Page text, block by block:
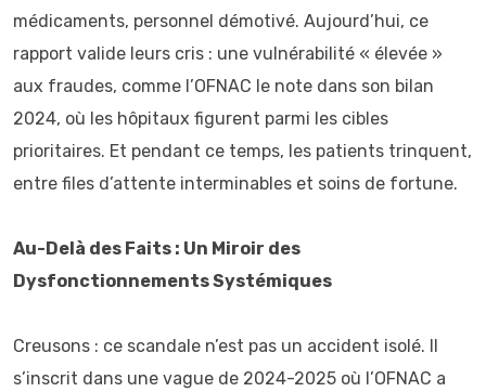
médicaments, personnel démotivé. Aujourd’hui, ce
rapport valide leurs cris : une vulnérabilité « élevée »
aux fraudes, comme l’OFNAC le note dans son bilan
2024, où les hôpitaux figurent parmi les cibles
prioritaires. Et pendant ce temps, les patients trinquent,
entre files d’attente interminables et soins de fortune.
Au-Delà des Faits : Un Miroir des
Dysfonctionnements Systémiques
Creusons : ce scandale n’est pas un accident isolé. Il
s’inscrit dans une vague de 2024-2025 où l’OFNAC a